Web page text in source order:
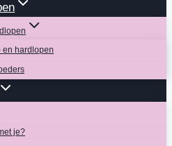
en hardlopen
je?